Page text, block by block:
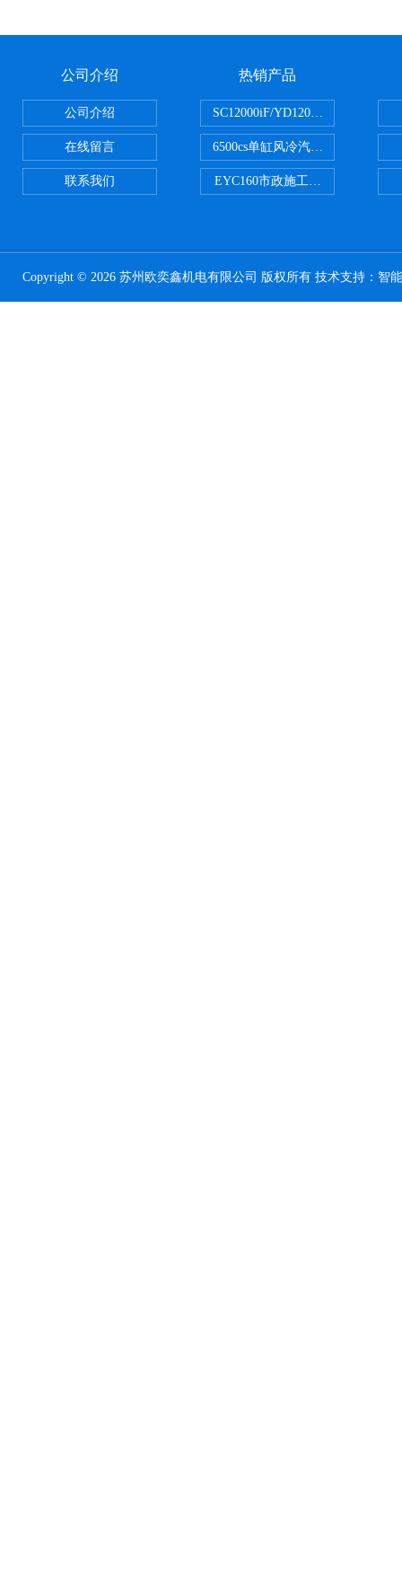
公司介绍
公司介绍
在线留言
联系我们
热销产品
SC12000iF/YD12000大疆T30用
6500cs单缸风冷汽油发电机小型
EYC160市政施工用路面切割机配
Copyright © 2026 苏州欧奕鑫机电有限公司 版权所有 技术支持： 智